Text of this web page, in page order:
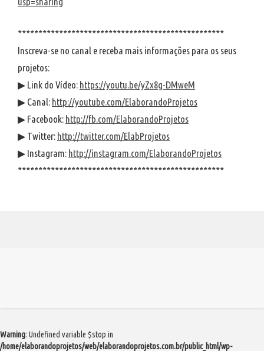
**************************************************
Inscreva-se no canal e receba mais informações para os seus
projetos:
▶ Link do Vídeo: https://youtu.be/yZx8g-DMweM
▶ Canal: http://youtube.com/ElaborandoProjetos
▶ Facebook: http://fb.com/ElaborandoProjetos
▶ Twitter: http://twitter.com/ElabProjetos
▶ Instagram: http://instagram.com/ElaborandoProjetos
**************************************************
Warning: Undefined variable $stop in
/home/elaborandoprojetos/web/elaborandoprojetos.com.br/public_html/wp-